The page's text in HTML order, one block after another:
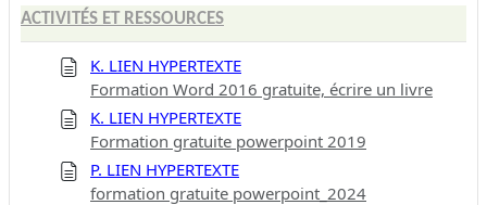
ACTIVITÉS ET RESSOURCES
K. LIEN HYPERTEXTE
Formation Word 2016 gratuite, écrire un livre
K. LIEN HYPERTEXTE
Formation gratuite powerpoint 2019
P. LIEN HYPERTEXTE
formation gratuite powerpoint_2024